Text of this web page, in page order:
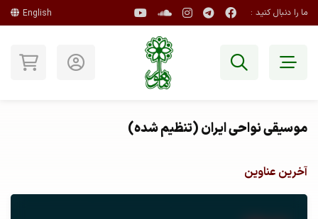
ما را دنبال کنید : English
موسیقی نواحی ایران (تنظیم شده)
آخرین عناوین